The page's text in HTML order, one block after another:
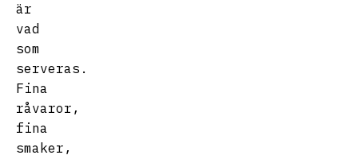
är
vad
som
serveras.
Fina
råvaror,
fina
smaker,